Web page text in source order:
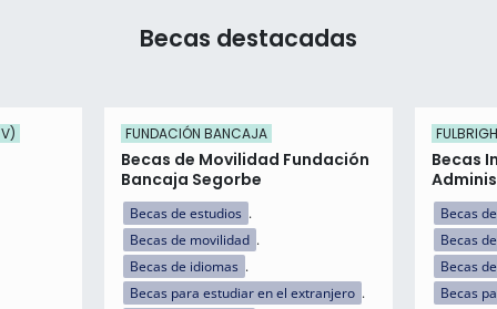
Becas destacadas
FUNDACIÓN BANCAJA
Becas de Movilidad Fundación
Bancaja Segorbe
Becas de estudios
Becas de movilidad
Becas de idiomas
Becas para estudiar en el extranjero
Becas
Becas
Becas
Becas
Becas